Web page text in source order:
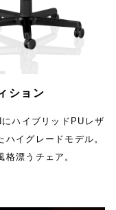
ション
ハイブリッドPUレザ
イグレードモデル。
漂うチェア。